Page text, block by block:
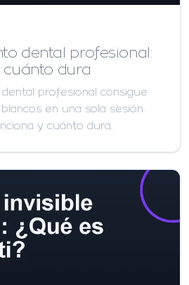
dental profesional:
cuánto dura
profesional consigue
en una sola sesión.
y cuánto dura.